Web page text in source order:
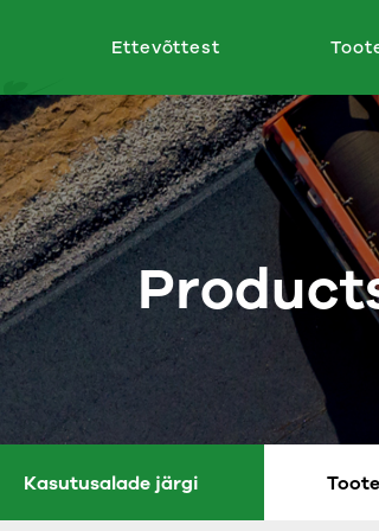
Ettevõttest
Kasutusalade järgi